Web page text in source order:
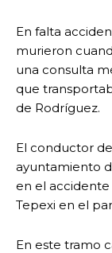
En falta
murieron
una consulta
que
de Rodríguez.
El conductor
ayuntamiento
en el
Tepexi en el
En este tramo